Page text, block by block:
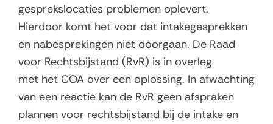
gesprekslocaties problemen oplevert.
Hierdoor komt het voor dat intakegesprekken
en nabesprekingen niet doorgaan. De Raad
voor Rechtsbijstand (RvR) is in overleg
met het COA over een oplossing. In afwachting
van een reactie kan de RvR geen afspraken
plannen voor rechtsbijstand bij de intake en